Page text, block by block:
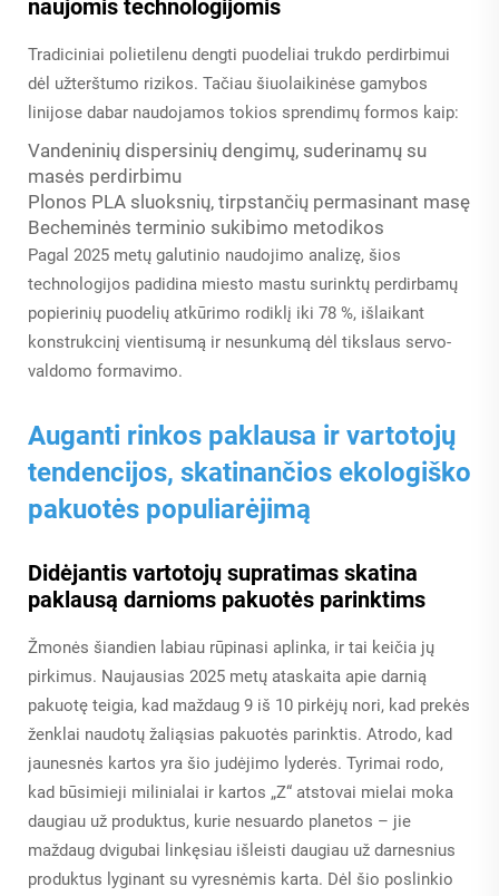
naujomis technologijomis
Tradiciniai polietilenu dengti puodeliai trukdo perdirbimui
dėl užterštumo rizikos. Tačiau šiuolaikinėse gamybos
linijose dabar naudojamos tokios sprendimų formos kaip:
Vandeninių dispersinių dengimų, suderinamų su
masės perdirbimu
Plonos PLA sluoksnių, tirpstančių permasinant masę
Becheminės terminio sukibimo metodikos
Pagal 2025 metų galutinio naudojimo analizę, šios
technologijos padidina miesto mastu surinktų perdirbamų
popierinių puodelių atkūrimo rodiklį iki 78 %, išlaikant
konstrukcinį vientisumą ir nesunkumą dėl tikslaus servo-
valdomo formavimo.
Auganti rinkos paklausa ir vartotojų
tendencijos, skatinančios ekologiško
pakuotės populiarėjimą
Didėjantis vartotojų supratimas skatina
paklausą darnioms pakuotės parinktims
Žmonės šiandien labiau rūpinasi aplinka, ir tai keičia jų
pirkimus. Naujausias 2025 metų ataskaita apie darnią
pakuotę teigia, kad maždaug 9 iš 10 pirkėjų nori, kad prekės
ženklai naudotų žaliąsias pakuotės parinktis. Atrodo, kad
jaunesnės kartos yra šio judėjimo lyderės. Tyrimai rodo,
kad būsimieji milinialai ir kartos „Z“ atstovai mielai moka
daugiau už produktus, kurie nesuardo planetos – jie
maždaug dvigubai linkęsiau išleisti daugiau už darnesnius
produktus lyginant su vyresnėmis karta. Dėl šio poslinkio